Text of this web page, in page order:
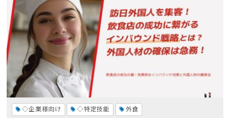
◇企業様向け ◇特定技能 外食